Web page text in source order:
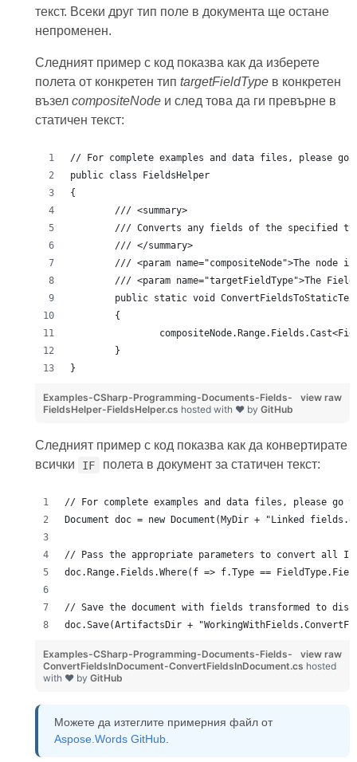
текст. Всеки друг тип поле в документа ще остане
непроменен.
Следният пример с код показва как да изберете
полета от конкретен тип targetFieldTypeв конкретен
възел compositeNodeи след това да ги превърне в
статичен текст:
// For complete examples and data files, please go
public class FieldsHelper
{
	/// <summary>
/// Converts any fields of the specified
	/// </summary>
/// <param name="compositeNode">The node
/// <param name="targetFieldType">The
public static void
	{
	}
}
view raw
Examples-CSharp-Programming-Documents-Fields-
FieldsHelper-FieldsHelper.cs hosted with ❤ by GitHub
Следният пример с код показва как да конвертирате
всички
IF полета в документ за статичен текст:
// For complete examples and data files, please go
Document doc = new Document(MyDir + "Linked
// Pass the appropriate parameters to convert all
doc.Range.Fields.Where(f => f.Type ==
// Save the document with fields transformed to disk
doc.Save(ArtifactsDir +
view raw
Examples-CSharp-Programming-Documents-Fields-
ConvertFieldsInDocument-ConvertFieldsInDocument.cs hosted
with ❤ by GitHub
Можете да изтеглите примерния файл от
Aspose.Words GitHub.